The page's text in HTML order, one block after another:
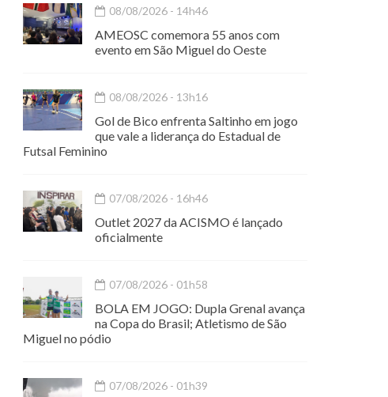
08/08/2026 - 14h46
AMEOSC comemora 55 anos com
evento em São Miguel do Oeste
08/08/2026 - 13h16
Gol de Bico enfrenta Saltinho em jogo
que vale a liderança do Estadual de
Futsal Feminino
07/08/2026 - 16h46
Outlet 2027 da ACISMO é lançado
oficialmente
07/08/2026 - 01h58
BOLA EM JOGO: Dupla Grenal avança
na Copa do Brasil; Atletismo de São
Miguel no pódio
07/08/2026 - 01h39